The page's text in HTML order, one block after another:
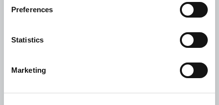
Preferences
Statistics
Marketing
pasión, tenacidad y experiencia de más de 70